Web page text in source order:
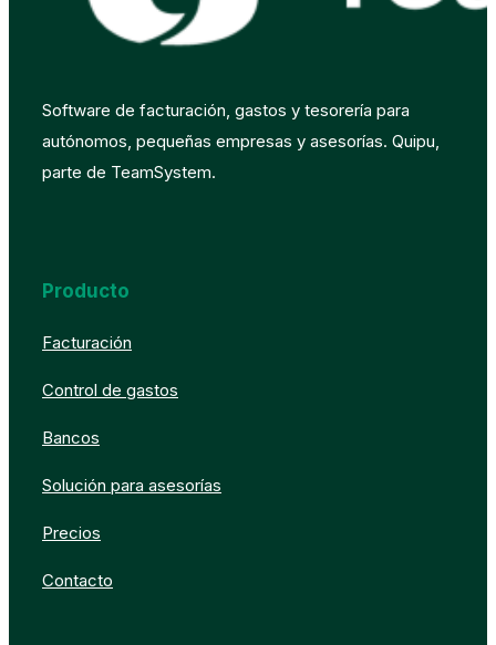
Software de facturación, gastos y tesorería para
autónomos, pequeñas empresas y asesorías. Quipu,
parte de TeamSystem.
Producto
Facturación
Control de gastos
Bancos
Solución para asesorías
Precios
Contacto